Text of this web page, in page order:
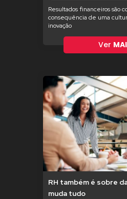
Resultados financeiros são
consequência de uma
inovação
Ver
RH também é sobre
muda tudo